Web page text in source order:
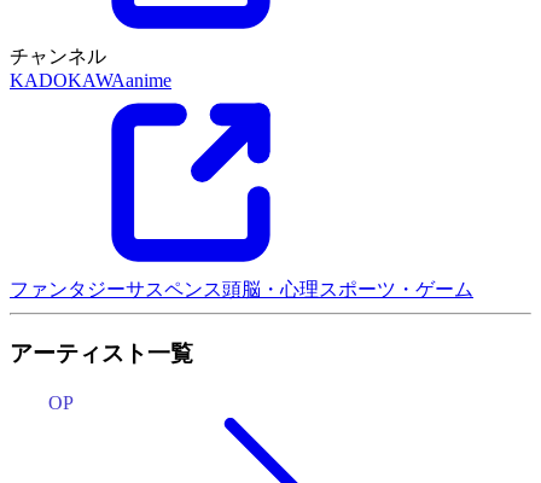
チャンネル
KADOKAWAanime
ファンタジーサスペンス頭脳・心理スポーツ・ゲーム
アーティスト一覧
OP